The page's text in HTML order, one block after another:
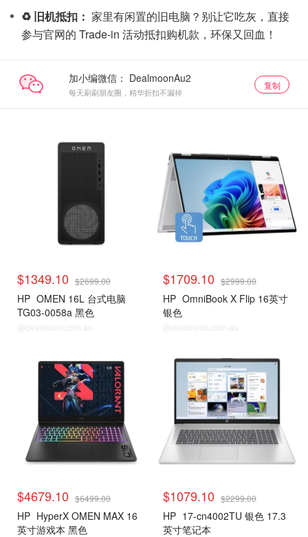
♻️ 旧机抵扣： 家里有闲置的旧电脑？别让它吃灰，直接
参与官网的 Trade-in 活动抵扣购机款，环保又回血！
加小编微信：
每天刷刷朋友圈，精华折扣不漏掉
复制
$1349.10 $2699.00
HP OMEN 16L 台式电脑
TG03-0058a 黑色
@dealmoon.com.au
$1709.10 $2999.00
HP OmniBook X Flip 16英寸
银色
@dealmoon.com.au
$4679.10 $6499.00
HP HyperX OMEN MAX 16
英寸游戏本 黑色
$1079.10 $2299.00
HP 17-cn4002TU 银色 17.3
英寸笔记本